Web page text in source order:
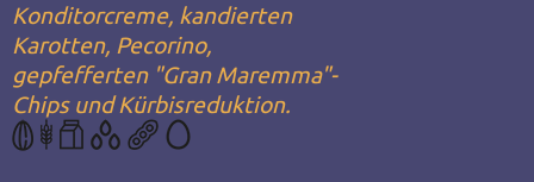
Konditorcreme, kandierten
Karotten, Pecorino,
gepfefferten "Gran Maremma"-
Chips und Kürbisreduktion.